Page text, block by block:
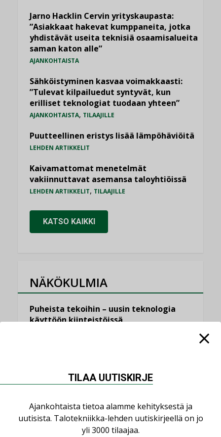
Jarno Hacklin Cervin yrityskaupasta:
”Asiakkaat hakevat kumppaneita, jotka
yhdistävät useita teknisiä osaamisalueita
saman katon alle”
AJANKOHTAISTA
Sähköistyminen kasvaa voimakkaasti:
”Tulevat kilpailuedut syntyvät, kun
erilliset teknologiat tuodaan yhteen”
AJANKOHTAISTA, TILAAJILLE
Puutteellinen eristys lisää lämpöhäviöitä
LEHDEN ARTIKKELIT
Kaivamattomat menetelmät
vakiinnuttavat asemansa taloyhtiöissä
LEHDEN ARTIKKELIT, TILAAJILLE
KATSO KAIKKI
NÄKÖKULMIA
Puheista tekoihin – uusin teknologia
käyttöön kiinteistöissä
Yli miljoona kotia on vailla toimivaa
KOLUMNI
Miten varmistetaan EPD-dokumenteista
TILAA UUTISKIRJE
Ajankohtaista tietoa alamme kehityksestä ja
uutisista. Talotekniikka-lehden uutiskirjeellä on jo
yli 3000 tilaajaa.